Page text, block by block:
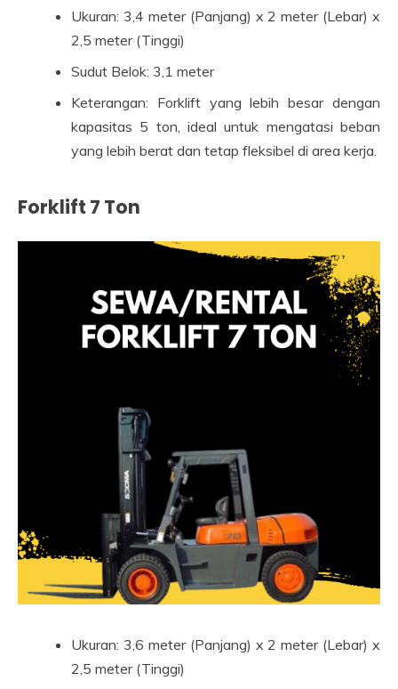
Ukuran: 3,4 meter (Panjang) x 2 meter (Lebar) x
2,5 meter (Tinggi)
Sudut Belok: 3,1 meter
Keterangan: Forklift yang lebih besar dengan
kapasitas 5 ton, ideal untuk mengatasi beban
yang lebih berat dan tetap fleksibel di area kerja.
Forklift 7 Ton
Ukuran: 3,6 meter (Panjang) x 2 meter (Lebar) x
2,5 meter (Tinggi)